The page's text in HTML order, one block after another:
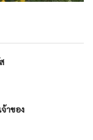
าของ​